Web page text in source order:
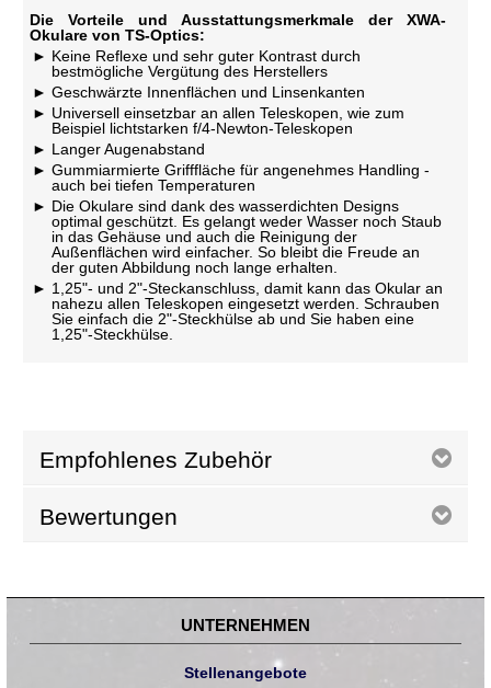
Die Vorteile und Ausstattungsmerkmale der XWA-
Okulare von TS-Optics:
Keine Reflexe und sehr guter Kontrast durch
bestmögliche Vergütung des Herstellers
Geschwärzte Innenflächen und Linsenkanten
Universell einsetzbar an allen Teleskopen, wie zum
Beispiel lichtstarken f/4-Newton-Teleskopen
Langer Augenabstand
Gummiarmierte Grifffläche für angenehmes Handling -
auch bei tiefen Temperaturen
Die Okulare sind dank des wasserdichten Designs
optimal geschützt. Es gelangt weder Wasser noch Staub
in das Gehäuse und auch die Reinigung der
Außenflächen wird einfacher. So bleibt die Freude an
der guten Abbildung noch lange erhalten.
1,25"- und 2"-Steckanschluss, damit kann das Okular an
nahezu allen Teleskopen eingesetzt werden. Schrauben
Sie einfach die 2"-Steckhülse ab und Sie haben eine
1,25"-Steckhülse.
Empfohlenes Zubehör
Bewertungen
UNTERNEHMEN
Stellenangebote